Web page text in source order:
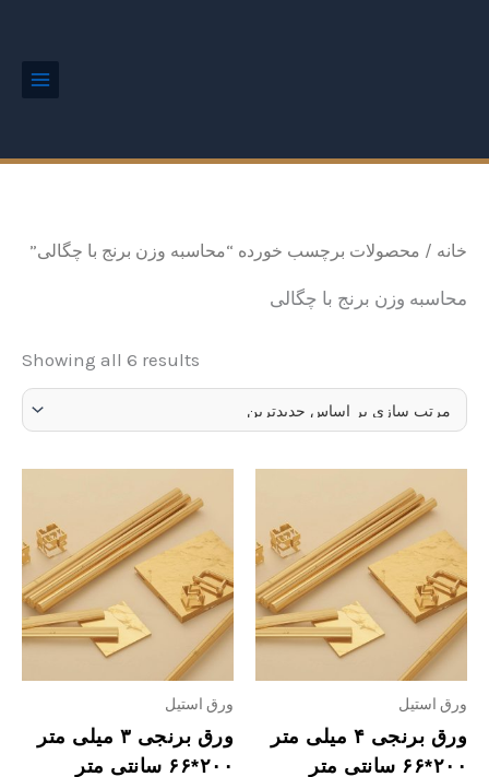
خانه / محصولات برچسب خورده “محاسبه وزن برنج با چگالی”
محاسبه وزن برنج با چگالی
Showing all 6 results
ورق استیل
ورق برنجی ۴ میلی متر
۲۰۰*۶۶ سانتی متر
ورق استیل
ورق برنجی ۳ میلی متر
۲۰۰*۶۶ سانتی متر